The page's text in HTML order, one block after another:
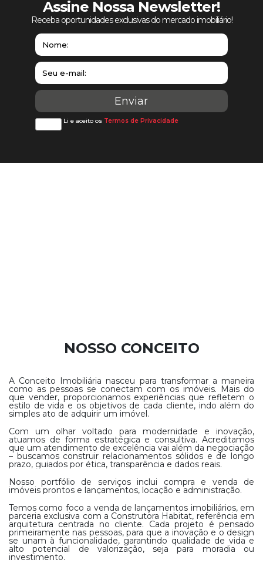
Assine Nossa Newsletter!
Receba oportunidades exclusivas do mercado imobiliário!
Li e aceito os Termos de Privacidade
NOSSO CONCEITO
A Conceito Imobiliária nasceu para transformar a maneira
como as pessoas se conectam com os imóveis. Mais do
que vender, proporcionamos experiências que refletem o
estilo de vida e os objetivos de cada cliente, indo além do
simples ato de adquirir um imóvel.
Com um olhar voltado para modernidade e inovação,
atuamos de forma estratégica e consultiva. Acreditamos
que um atendimento de excelência vai além da negociação
– buscamos construir relacionamentos sólidos e de longo
prazo, guiados por ética, transparência e dados reais.
Nosso portfólio de serviços inclui compra e venda de
imóveis prontos e lançamentos, locação e administração.
Temos como foco a venda de lançamentos imobiliários, em
parceria exclusiva com a Construtora Habitat, referência em
arquitetura centrada no cliente. Cada projeto é pensado
primeiramente nas pessoas, para que a inovação e o design
se unam à funcionalidade, garantindo qualidade de vida e
alto potencial de valorização, seja para moradia ou
investimento.